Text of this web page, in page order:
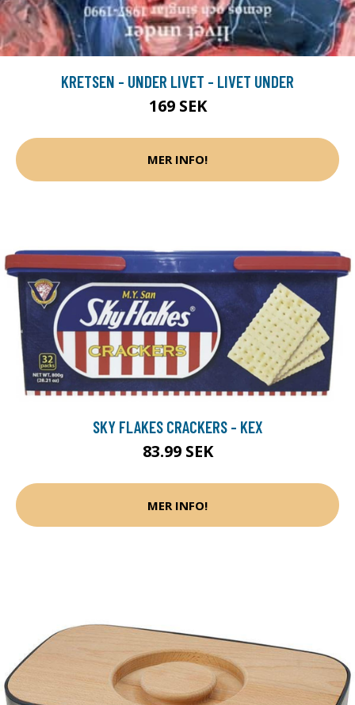
KRETSEN - UNDER LIVET - LIVET UNDER
169 SEK
MER INFO!
SKY FLAKES CRACKERS - KEX
83.99 SEK
MER INFO!